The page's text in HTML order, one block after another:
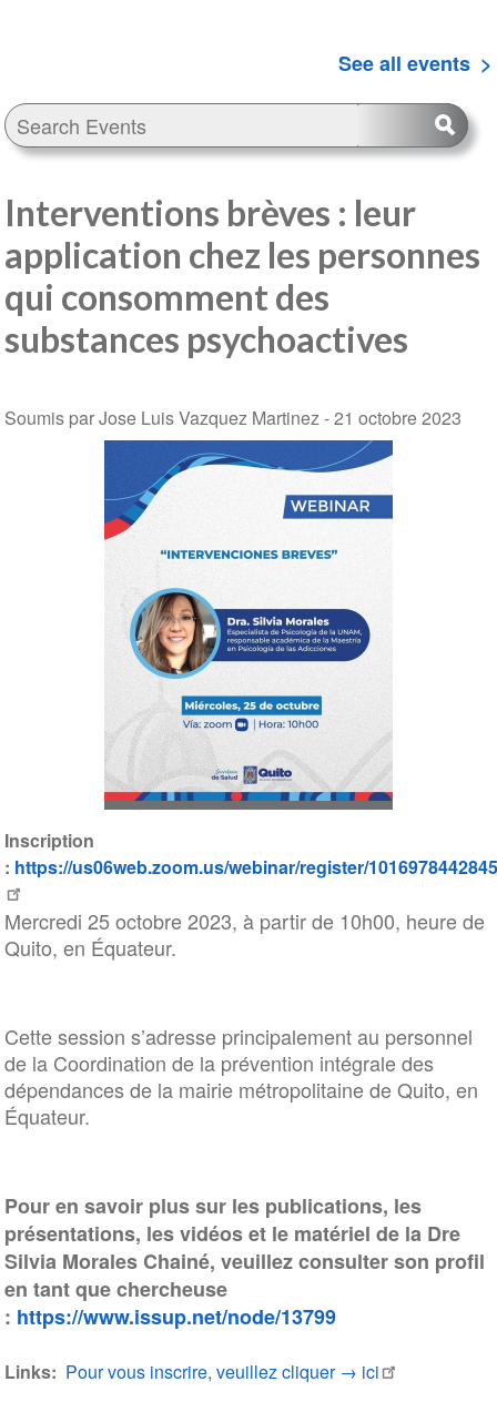
See all events
Interventions brèves : leur
application chez les personnes
qui consomment des
substances psychoactives
Soumis par Jose Luis Vazquez Martinez -21 octobre 2023
Inscription
: https://us06web.zoom.us/webinar/register/
Mercredi 25 octobre 2023, à partir de 10h00, heure de
Quito, en Équateur.
Cette session s’adresse principalement au personnel
de la Coordination de la prévention intégrale des
dépendances de la mairie métropolitaine de Quito, en
Équateur.
Pour en savoir plus sur les publications, les
présentations, les vidéos et le matériel de la Dre
Silvia Morales Chainé, veuillez consulter son profil
en tant que chercheuse
: https://www.issup.net/node/13799
Links Pour vous inscrire, veuillez cliquer → ici